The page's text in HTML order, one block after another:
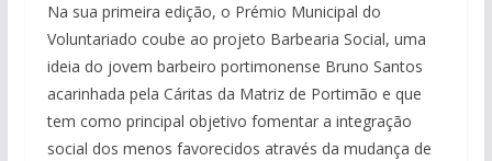
Na sua primeira edição, o Prémio Municipal do
Voluntariado coube ao projeto Barbearia Social, uma
ideia do jovem barbeiro portimonense Bruno Santos
acarinhada pela Cáritas da Matriz de Portimão e que
tem como principal objetivo fomentar a integração
social dos menos favorecidos através da mudança de